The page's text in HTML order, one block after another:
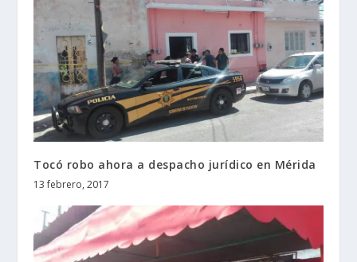
Tocó robo ahora a despacho jurídico en Mérida
13 febrero, 2017